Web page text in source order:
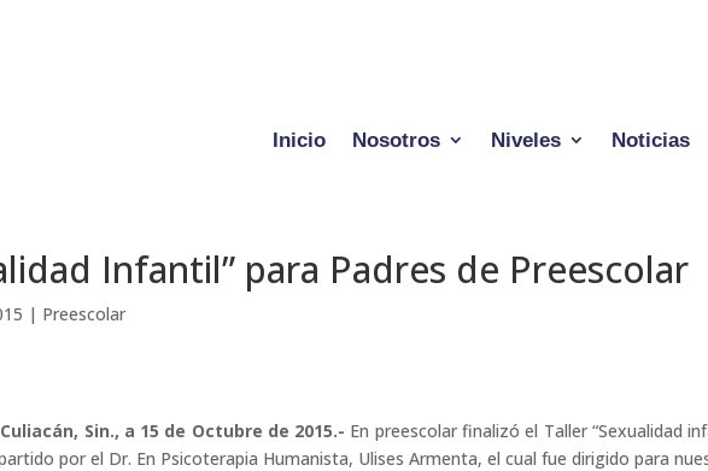
Inicio Nosotros Niveles Noticias
Infantil” para Padres de Preescolar
| Preescolar
Culiacán, Sin., a 15 de Octubre de 2015.- En preescolar finalizó el Taller “Sexualidad
por el Dr. En Psicoterapia Humanista, Ulises Armenta, el cual fue dirigido para